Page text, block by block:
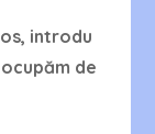
introdu
de